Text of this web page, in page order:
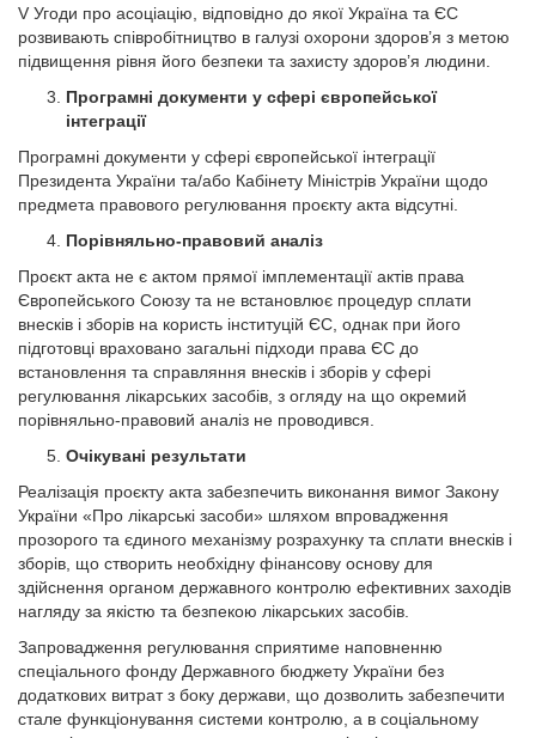
V Угоди про асоціацію, відповідно до якої Україна та ЄС
розвивають співробітництво в галузі охорони здоров’я з метою
підвищення рівня його безпеки та захисту здоров’я людини.
Програмні документи у сфері європейської
інтеграції
Програмні документи у сфері європейської інтеграції
Президента України та/або Кабінету Міністрів України щодо
предмета правового регулювання проєкту акта відсутні.
Порівняльно-правовий аналіз
Проєкт акта не є актом прямої імплементації актів права
Європейського Союзу та не встановлює процедур сплати
внесків і зборів на користь інституцій ЄС, однак при його
підготовці враховано загальні підходи права ЄС до
встановлення та справляння внесків і зборів у сфері
регулювання лікарських засобів, з огляду на що окремий
порівняльно-правовий аналіз не проводився.
Очікувані результати
Реалізація проєкту акта забезпечить виконання вимог Закону
України «Про лікарські засоби» шляхом впровадження
прозорого та єдиного механізму розрахунку та сплати внесків і
зборів, що створить необхідну фінансову основу для
здійснення органом державного контролю ефективних заходів
нагляду за якістю та безпекою лікарських засобів.
Запровадження регулювання сприятиме наповненню
спеціального фонду Державного бюджету України без
додаткових витрат з боку держави, що дозволить забезпечити
стале функціонування системи контролю, а в соціальному